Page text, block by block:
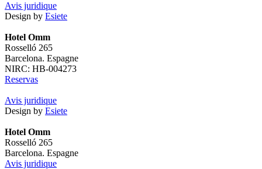
Avis juridique
Design by Esiete
Hotel Omm
Rosselló 265
Barcelona. Espagne
NIRC: HB-004273
Reservas
Avis juridique
Design by Esiete
Hotel Omm
Rosselló 265
Barcelona. Espagne
Avis juridique